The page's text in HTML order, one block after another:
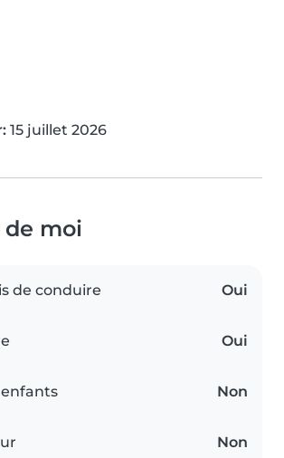
15 juillet 2026
de moi
de conduire Oui
Oui
Non
Non